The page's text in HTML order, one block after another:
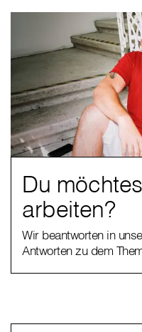
Du
arbeiten?
Wir beantworten in
Antworten zu dem